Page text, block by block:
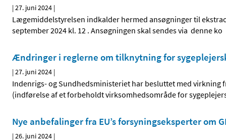
|27. juni 2024 |
Lægemiddelstyrelsen indkalder hermed ansøgninger til
september 2024 kl. 12 . Ansøgningen skal sendes via denne ko
Ændringer i reglerne om tilknytning for
|27. juni 2024 |
Indenrigs- og Sundhedsministeriet har besluttet med virkning
(indførelse af et forbeholdt virksomhedsområde for
Nye anbefalinger fra EU’s forsyningseksperter om
|26. juni 2024 |